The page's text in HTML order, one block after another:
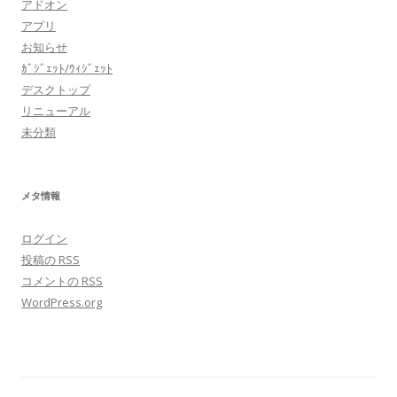
アドオン
アプリ
お知らせ
ｶﾞｼﾞｪｯﾄ/ｳｨｼﾞｪｯﾄ
デスクトップ
リニューアル
未分類
メタ情報
ログイン
投稿の RSS
コメントの RSS
WordPress.org